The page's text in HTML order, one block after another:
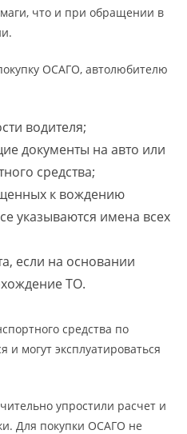
что и при обращении в
ОСАГО, автолюбителю
водителя;
документы на авто или
средства;
к вождению
указываются имена всех
если на основании
ТО.
средства по
и могут эксплуатироваться
упростили расчет и
Для покупки ОСАГО не